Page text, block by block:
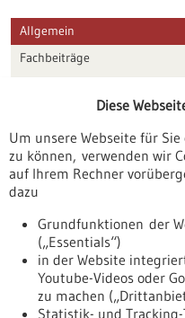
Allgemein
Fachbeiträge
Veranstaltungen
Erscheinungsdatum
Diese
Um unsere Webseite für
zu können, verwenden wir
auf Ihrem Rechner
dazu
Grundfunktionen der
(„Essentials“)
in der Website
Youtube-Videos oder
zu machen
Statistik- und